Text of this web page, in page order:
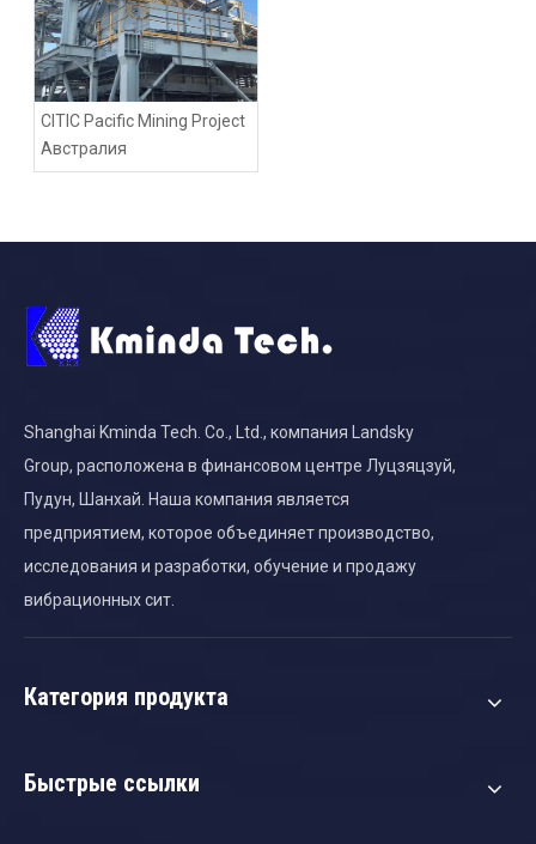
CITIC Pacific Mining Project
Австралия
Shanghai Kminda Tech. Co., Ltd., компания Landsky
Group, расположена в финансовом центре Луцзяцзуй,
Пудун, Шанхай. Наша компания является
предприятием, которое объединяет производство,
исследования и разработки, обучение и продажу
вибрационных сит.
Категория продукта
Быстрые ссылки